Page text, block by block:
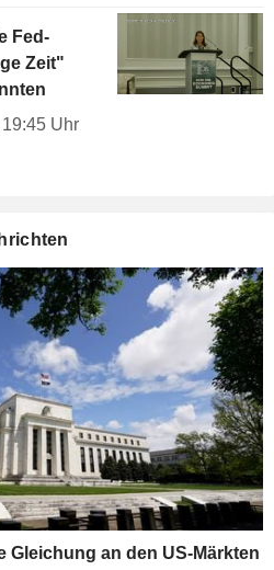
Fed-
Zeit"
Uhr
Gleichung an den US-Märkten